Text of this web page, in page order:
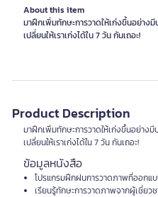
About this item
มาฝึกเพิ่มทักษะการวาดให้เก่งขึ้นอย่าง
เปลี่ยนให้เราเก่งได้ใน 7 วัน กันเถอะ!
Product Description
มาฝึกเพิ่มทักษะการวาดให้เก่งขึ้นอย่าง
เปลี่ยนให้เราเก่งได้ใน 7 วัน กันเถอะ!
ข้อมูลหนังสือ
โปรแกรมฝึกฝนการวาดภาพที่ออกแ
เรียนรู้ทักษะการวาดภาพจากผู้เชี่ยว